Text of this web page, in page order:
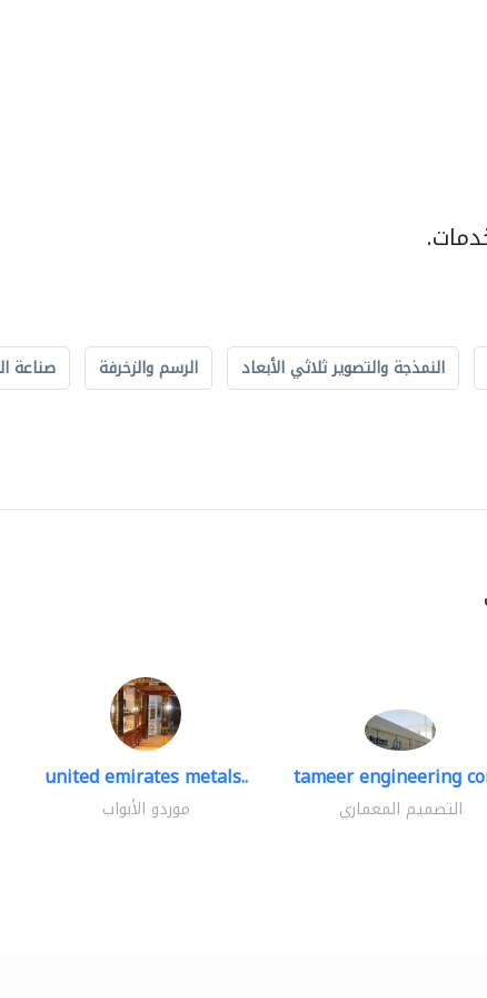
النمذجة والتصوير ثلاثي الأبعاد الرسم والزخرفة صناعة
united emirates metals..
موردو الأبواب
tameer engineering
التصميم المعماري